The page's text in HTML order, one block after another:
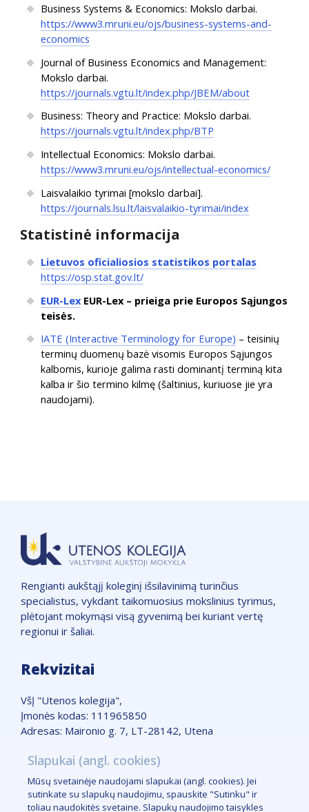
Business Systems & Economics: Mokslo darbai.
https://www3.mruni.eu/ojs/business-systems-and-
economics
Journal of Business Economics and Management:
Mokslo darbai.
https://journals.vgtu.lt/index.php/JBEM/about
Business: Theory and Practice: Mokslo darbai.
https://journals.vgtu.lt/index.php/BTP
Intellectual Economics: Mokslo darbai.
https://www3.mruni.eu/ojs/intellectual-economics/
Laisvalaikio tyrimai [mokslo darbai].
https://journals.lsu.lt/laisvalaikio-tyrimai/index
Statistinė informacija
Lietuvos oficialiosios statistikos portalas
https://osp.stat.gov.lt/
EUR-Lex EUR-Lex – prieiga prie Europos Sąjungos
teisės.
IATE (Interactive Terminology for Europe) – teisinių
terminų duomenų bazė visomis Europos Sąjungos
kalbomis, kurioje galima rasti dominantį terminą kita
kalba ir šio termino kilmę (šaltinius, kuriuose jie yra
naudojami).
Rengianti aukštąjį koleginį išsilavinimą turinčius
specialistus, vykdant taikomuosius mokslinius tyrimus,
plėtojant mokymąsi visą gyvenimą bei kuriant vertę
regionui ir šaliai.
Rekvizitai
VšĮ "Utenos kolegija",
Įmonės kodas: 111965850
Adresas: Maironio g. 7, LT-28142, Utena
Žemėlapis
Slapukų taisyklės
Logotipas
Slapukai (angl. cookies)
Mūsų svetainėje naudojami slapukai (angl. cookies). Jei
sutinkate su slapukų naudojimu, spauskite "Sutinku" ir
toliau naudokitės svetaine. Slapukų naudojimo taisykles